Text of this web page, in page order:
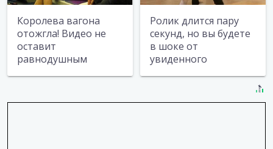
Королева вагона
отожгла! Видео не
оставит
равнодушным
Ролик длится пару
секунд, но вы будете
в шоке от
увиденного